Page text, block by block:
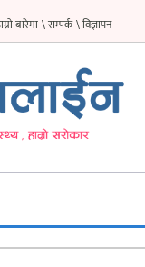
\ विज्ञापन
\ सम्पर्क
बारेमा